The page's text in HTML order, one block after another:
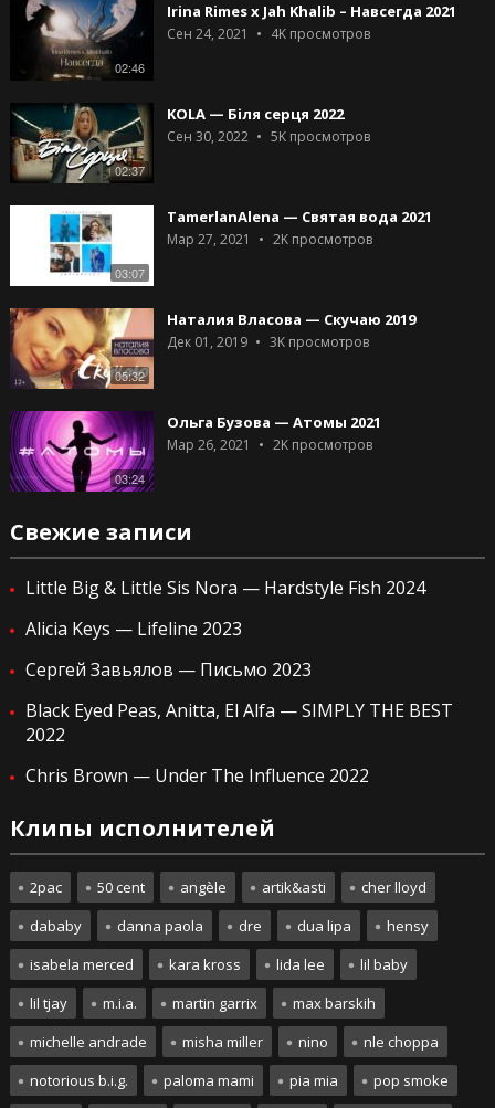
02:46
Irina Rimes x Jah Khalib – Навсегда 2021
Сен 24, 2021 4Kпросмотров
02:37
KOLA — Біля серця 2022
Сен 30, 2022 5Kпросмотров
03:07
TamerlanAlena — Святая вода 2021
Мар 27, 2021 2Kпросмотров
05:32
Наталия Власова — Скучаю 2019
Дек 01, 2019 3Kпросмотров
03:24
Ольга Бузова — Атомы 2021
Мар 26, 2021 2Kпросмотров
Свежие записи
Little Big & Little Sis Nora — Hardstyle Fish 2024
Alicia Keys — Lifeline 2023
Сергей Завьялов — Письмо 2023
Black Eyed Peas, Anitta, El Alfa — SIMPLY THE BEST
2022
Chris Brown — Under The Influence 2022
Клипы исполнителей
2pac 50 cent angèle artik&asti
cher lloyd
dababy
danna paola dre dua lipa
hensy
isabela merced
kara kross lida lee
lil baby
lil tjay
m.i.a. martin garrix
max barskih
michelle andrade
misha miller nino
nle choppa
notorious b.i.g.
paloma mami pia mia pop smoke